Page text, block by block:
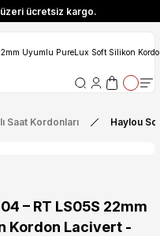
ücretsiz kargo.
%10 indirim
ücretsiz kargo.
%10 indirim
Saat Kordonları Haylou
– RT LS05S 22mm
Kordon Lacivert -